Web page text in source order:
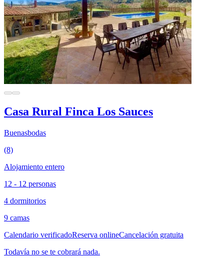
Casa Rural Finca Los Sauces
Buenasbodas
(8)
Alojamiento entero
12 - 12 personas
4 dormitorios
9 camas
Calendario verificadoReserva onlineCancelación gratuita
Todavía no se te cobrará nada.